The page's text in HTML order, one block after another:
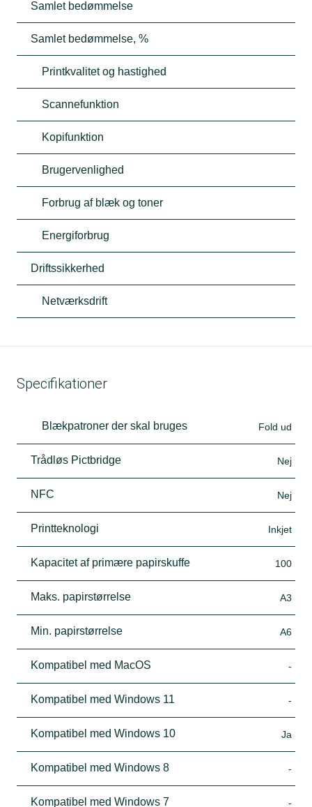
Samlet bedømmelse
Samlet bedømmelse, %
Printkvalitet og hastighed
Scannefunktion
Kopifunktion
Brugervenlighed
Forbrug af blæk og toner
Energiforbrug
Driftssikkerhed
Netværksdrift
Specifikationer
Blækpatroner der skal bruges Fold ud
Trådløs Pictbridge Nej
NFC Nej
Printteknologi Inkjet
Kapacitet af primære papirskuffe 100
Maks. papirstørrelse A3
Min. papirstørrelse A6
Kompatibel med MacOS -
Kompatibel med Windows 11 -
Kompatibel med Windows 10 Ja
Kompatibel med Windows 8 -
Kompatibel med Windows 7 -